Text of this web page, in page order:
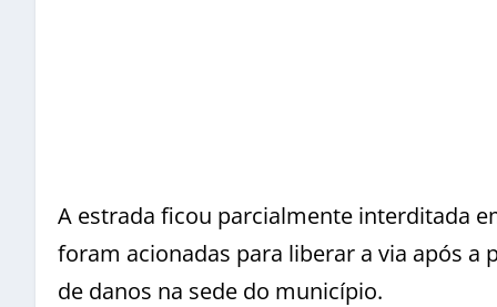
A estrada ficou parcialmente interditada
foram acionadas para liberar a via após a
de danos na sede do município.